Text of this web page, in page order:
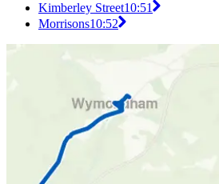
Kimberley Street10:51
Morrisons10:52